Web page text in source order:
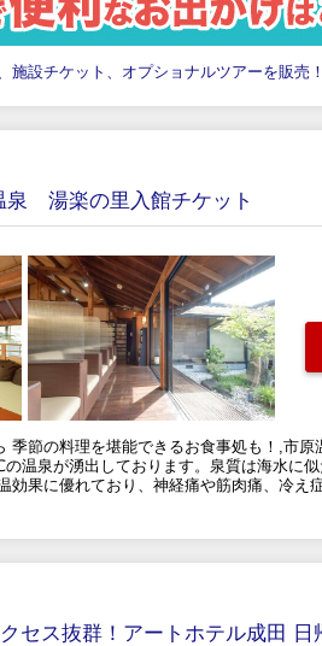
施設チケット、オプショナルツアーを販売！
泉 湯楽の里入館チケット
節の料理を堪能できるお食事処も！,市
温泉が湧出しております。泉質は海水に
効果に優れており、神経痛や筋肉痛、冷え
セス抜群！アートホテル成田 日